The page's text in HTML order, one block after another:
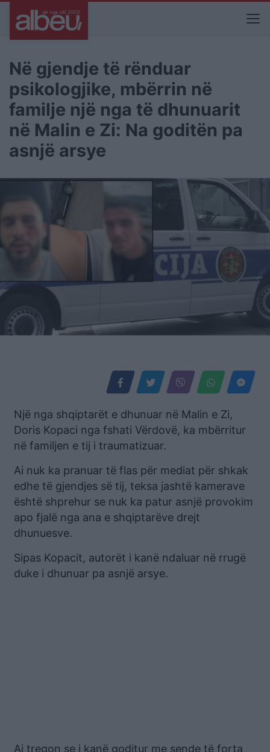
Në gjendje të rënduar
psikologjike, mbërrin në
familje një nga të dhunuarit
në Malin e Zi: Na goditën pa
asnjë arsye
Një nga shqiptarët e dhunuar në Malin e Zi,
Doris Kopaci nga fshati Vërdovë, ka mbërritur
në familjen e tij i traumatizuar.
Ai nuk ka pranuar të flas për mediat për shkak
edhe të gjendjes së tij, teksa jashtë kamerave
është shprehur se nuk ka patur asnjë provokim
apo fjalë nga ana e shqiptarëve drejt
dhunuesve.
Sipas Kopacit, autorët i kanë ndaluar në rrugë
duke i dhunuar pa asnjë arsye.
Ai tregon se i kanë goditur me sende të forta